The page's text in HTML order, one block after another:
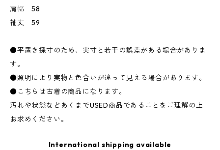
肩幅 58
袖丈 59
●平置き採寸のため、実寸と若干の誤差がある場合がありま
す。
●照明により実物と色合いが違って見える場合があります。
●こちらは古着の商品になります。
汚れや状態などあくまでUSED商品であることをご理解の上
お求めください。
International shipping available